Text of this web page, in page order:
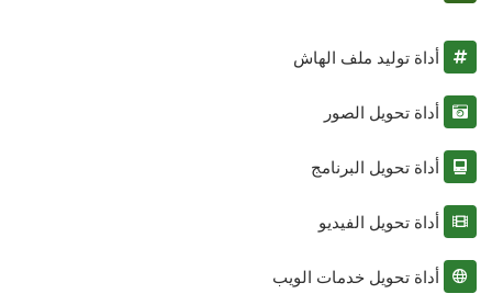
أداة توليد ملف الهاش
أداة تحويل الصور
أداة تحويل البرنامج
أداة تحويل الفيديو
أداة تحويل خدمات الويب